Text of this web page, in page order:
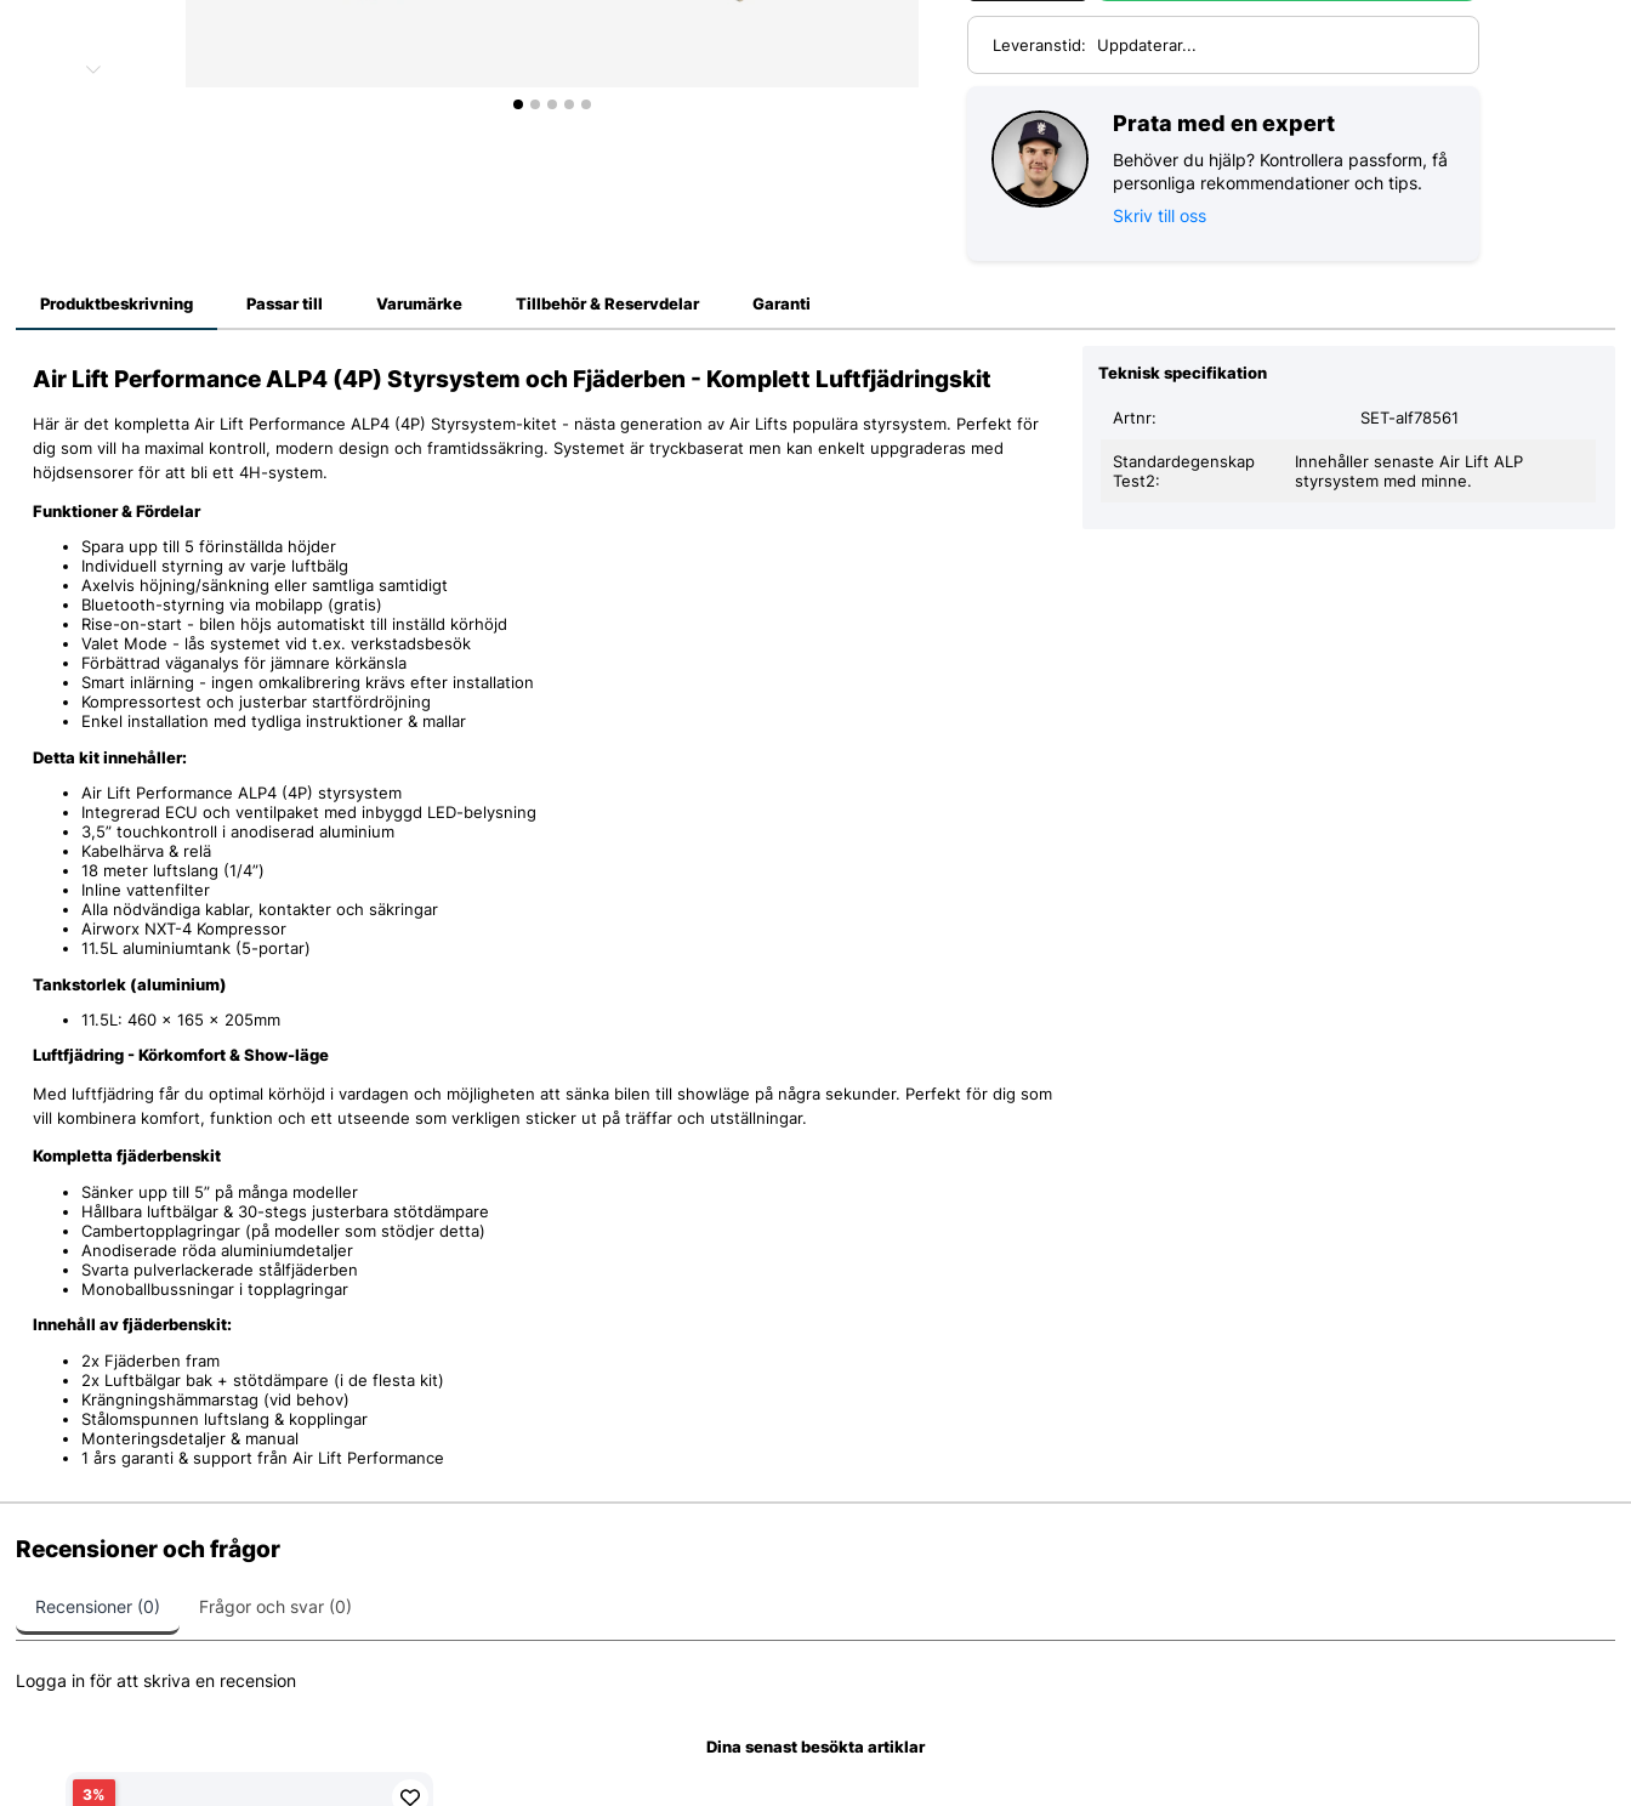
Leveranstid: Uppdaterar...
Prata med en expert
Behöver du hjälp? Kontrollera passform, få
personliga rekommendationer och tips.
Skriv till oss
Produktbeskrivning
Air Lift Performance ALP4 (4P) Styrsystem och Fjäderben - Komplett Luftfjädringskit
Här är det kompletta Air Lift Performance ALP4 (4P) Styrsystem-kitet - nästa generation av Air Lifts populära styrsystem. Perfekt för
dig som vill ha maximal kontroll, modern design och framtidssäkring. Systemet är tryckbaserat men kan enkelt uppgraderas med
höjdsensorer för att bli ett 4H-system.
Funktioner & Fördelar
Spara upp till 5 förinställda höjder
Individuell styrning av varje luftbälg
Axelvis höjning/sänkning eller samtliga samtidigt
Bluetooth-styrning via mobilapp (gratis)
Rise-on-start - bilen höjs automatiskt till inställd körhöjd
Valet Mode - lås systemet vid t.ex. verkstadsbesök
Förbättrad väganalys för jämnare körkänsla
Smart inlärning - ingen omkalibrering krävs efter installation
Kompressortest och justerbar startfördröjning
Enkel installation med tydliga instruktioner & mallar
Detta kit innehåller:
Air Lift Performance ALP4 (4P) styrsystem
Integrerad ECU och ventilpaket med inbyggd LED-belysning
3,5” touchkontroll i anodiserad aluminium
Kabelhärva & relä
18 meter luftslang (1/4”)
Inline vattenfilter
Alla nödvändiga kablar, kontakter och säkringar
Airworx NXT-4 Kompressor
11.5L aluminiumtank (5-portar)
Tankstorlek (aluminium)
11.5L: 460 x 165 x 205mm
Luftfjädring - Körkomfort & Show-läge
Med luftfjädring får du optimal körhöjd i vardagen och möjligheten att sänka bilen till showläge på några sekunder. Perfekt för dig som
vill kombinera komfort, funktion och ett utseende som verkligen sticker ut på träffar och utställningar.
Kompletta fjäderbenskit
Sänker upp till 5” på många modeller
Hållbara luftbälgar & 30-stegs justerbara stötdämpare
Cambertopplagringar (på modeller som stödjer detta)
Anodiserade röda aluminiumdetaljer
Svarta pulverlackerade stålfjäderben
Monoballbussningar i topplagringar
Innehåll av fjäderbenskit:
2x Fjäderben fram
2x Luftbälgar bak + stötdämpare (i de flesta kit)
Krängningshämmarstag (vid behov)
Stålomspunnen luftslang & kopplingar
Monteringsdetaljer & manual
1 års garanti & support från Air Lift Performance
Teknisk specifikation
Standardegenskap
Test2:
Innehåller senaste Air Lift ALP
styrsystem med minne.
Artnr: SET-alf78561
Passar till Varumärke Tillbehör & Reservdelar Garanti
Recensioner och frågor
Recensioner (0) Frågor och svar (0)
Logga in för att skriva en recension
Dina senast besökta artiklar
3